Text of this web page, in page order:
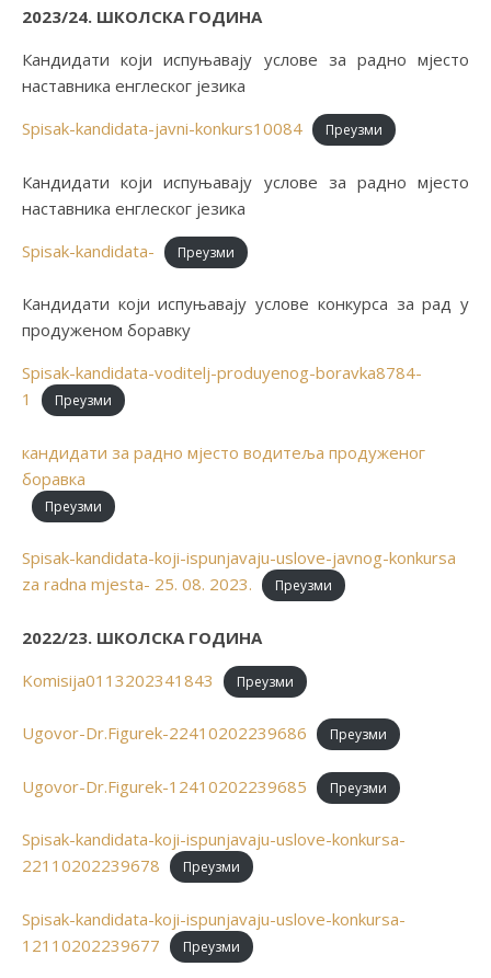
2023/24. ШКОЛСКА ГОДИНА
Кандидати који испуњавају услове за радно мјесто
наставника енглеског језика
Spisak-kandidata-javni-konkurs10084
Преузми
Кандидати који испуњавају услове за радно мјесто
наставника енглеског језика
Spisak-kandidata-
Преузми
Кандидати који испуњавају услове конкурса за рад у
продуженом боравку
Spisak-kandidata-voditelj-produyenog-boravka8784-
1
Преузми
кандидати за радно мјесто водитеља продуженог
боравка
Преузми
Spisak-kandidata-koji-ispunjavaju-uslove-javnog-konkursа
za radna mjesta- 25. 08. 2023.
Преузми
2022/23. ШКОЛСКА ГОДИНА
Komisija0113202341843
Преузми
Ugovor-Dr.Figurek-22410202239686 Преузми
Ugovor-Dr.Figurek-12410202239685 Преузми
Spisak-kandidata-koji-ispunjavaju-uslove-konkursa-
22110202239678
Преузми
Spisak-kandidata-koji-ispunjavaju-uslove-konkursa-
12110202239677
Преузми